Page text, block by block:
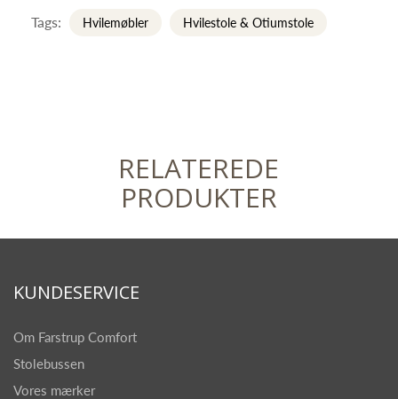
Tags: Hvilemøbler Hvilestole & Otiumstole
RELATEREDE
PRODUKTER
KUNDESERVICE
Om Farstrup Comfort
Stolebussen
Vores mærker